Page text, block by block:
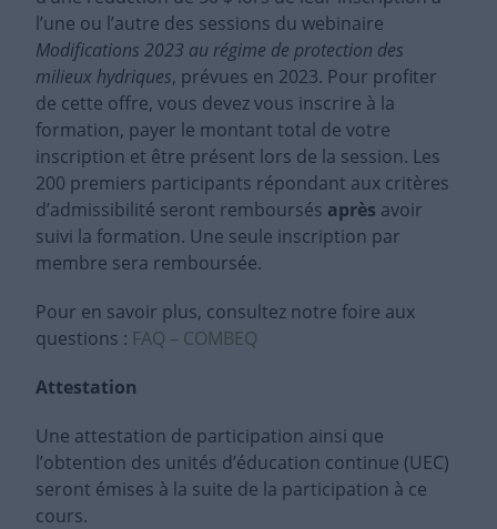
l’une ou l’autre des sessions du webinaire
Modifications 2023 au régime de protection des
milieux hydriques, prévues en 2023. Pour profiter
de cette offre, vous devez vous inscrire à la
formation, payer le montant total de votre
inscription et être présent lors de la session. Les
200 premiers participants répondant aux critères
d’admissibilité seront remboursés après avoir
suivi la formation. Une seule inscription par
membre sera remboursée.
Pour en savoir plus, consultez notre foire aux
questions : FAQ – COMBEQ
Attestation
Une attestation de participation ainsi que
l’obtention des unités d’éducation continue (UEC)
seront émises à la suite de la participation à ce
cours.